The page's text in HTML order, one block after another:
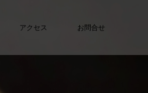
アクセス お問合せ